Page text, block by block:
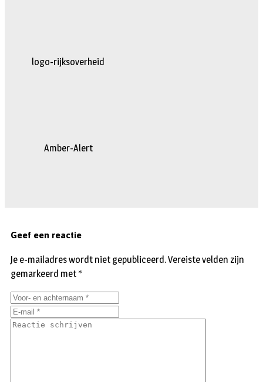
logo-rijksoverheid
Amber-Alert
Geef een reactie
Je e-mailadres wordt niet gepubliceerd.Vereiste velden zijn
gemarkeerd met *